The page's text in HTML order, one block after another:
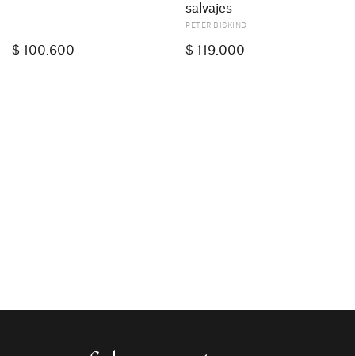
$ 100.600
salvajes
PETER BISKIND
$ 119.000